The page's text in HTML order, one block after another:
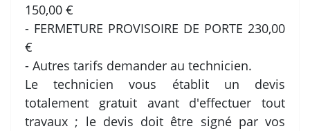
150,00 €
- FERMETURE PROVISOIRE DE PORTE 230,00
€
- Autres tarifs demander au technicien.
Le technicien vous établit un devis
totalement gratuit avant d'effectuer tout
travaux ; le devis doit être signé par vos